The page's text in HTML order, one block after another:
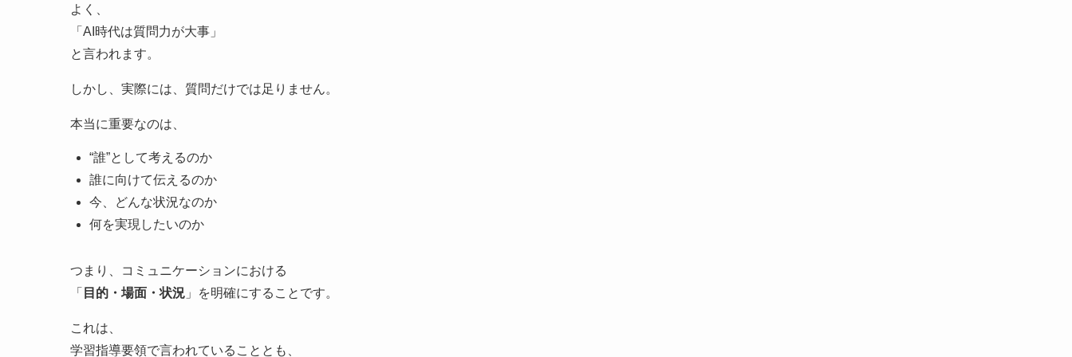
よく、
「AI時代は質問力が大事」
と言われます。
しかし、実際には、質問だけでは足りません。
本当に重要なのは、
“誰”として考えるのか
誰に向けて伝えるのか
今、どんな状況なのか
何を実現したいのか
つまり、コミュニケーションにおける
「 目的・場面・状況 」を明確にすることです。
これは、
学習指導要領で言われていることとも、